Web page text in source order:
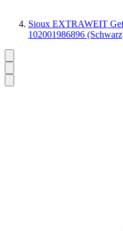
Sioux EXTRAWEIT
102001986896